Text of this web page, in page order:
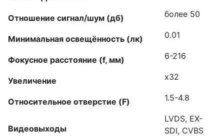
Отношение сигнал/шум (дб) более 50
Минимальная освещённость (лк) 0.01
Фокусное расстояние (f, мм) 6-216
Увеличение x32
Относительное отверстие (F) 1.5-4.8
Видеовыходы
LVDS, EX-
SDI, CVBS